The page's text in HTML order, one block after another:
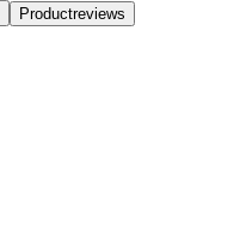
Productreviews